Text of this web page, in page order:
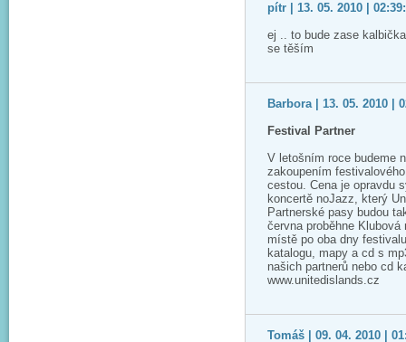
pítr | 13. 05. 2010 |
ej .. to bude zase
se těším
Barbora | 13. 05. 2010 |
Festival Partner
V letošním roce budeme
zakoupením
cestou. Cena je opravdu
koncertě noJazz, který
Partnerské pasy budou
června proběhne
místě po oba dny
katalogu, mapy a cd s
našich partnerů nebo cd
www.unitedislands.cz
Tomáš | 09. 04. 2010 |